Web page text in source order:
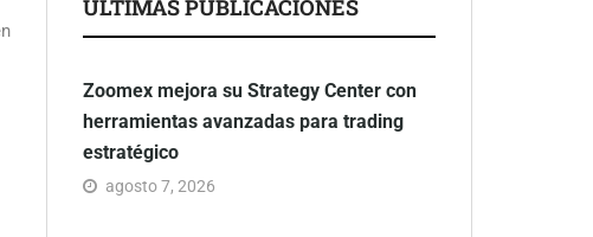
ÚLTIMAS PUBLICACIONES
Zoomex mejora su Strategy Center con
herramientas avanzadas para trading
estratégico
agosto 7, 2026